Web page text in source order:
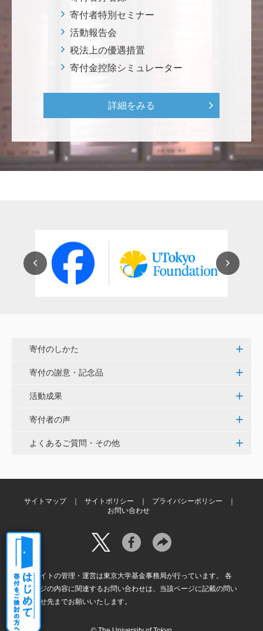
をはじめとして、身近なことでやらなければならない
ことはたくさんあると思います。お役に立てれば幸甚
です。 <障害のある学生や研究者の活躍応援基金>
さい。 <経済学研究科・経済学部支援基金>
紺野 邦昭
若い方々のために「イノベーションを産む奇跡の海、
昨春に開催された小石川植物園の観桜会は素晴らし
く、小石川植物園の維持発展に少しでも寄与できれば
と考えています。
ー未来基金（東大VMC基金）>
花之内 健仁
嬉しく思います。 <ひらけ！赤門プロジェクト>
夢や目標を叶えるために本気で挑戦する、イキイキと
輝く子供達が全国に増えますように。 <ひらけ！赤門
プロジェクト>
寄付者特別セミナー
活動報告会
税法上の優遇措置
寄付金控除シミュレーター
詳細をみる
寄付のしかた
寄付の謝意・記念品
活動成果
寄付者の声
よくあるご質問・その他
サイトマップ サイトポリシー
プライバシーポリシー
お問い合わせ
本サイトの管理・運営は東京大学基金事務局が行っています。 各
ページの内容に関連するお問い合わせは、当該ページに記載の問い
合わせ先までお願いいたします。